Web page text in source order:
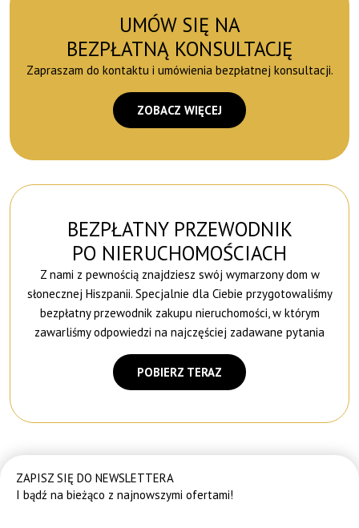
UMÓW SIĘ NA
BEZPŁATNĄ KONSULTACJĘ
Zapraszam do kontaktu i umówienia bezpłatnej konsultacji.
ZOBACZ WIĘCEJ
BEZPŁATNY PRZEWODNIK
PO NIERUCHOMOŚCIACH
Z nami z pewnością znajdziesz swój wymarzony dom w
słonecznej Hiszpanii. Specjalnie dla Ciebie przygotowaliśmy
bezpłatny przewodnik zakupu nieruchomości, w którym
zawarliśmy odpowiedzi na najczęściej zadawane pytania
POBIERZ TERAZ
ZAPISZ SIĘ DO NEWSLETTERA
I bądź na bieżąco z najnowszymi ofertami!